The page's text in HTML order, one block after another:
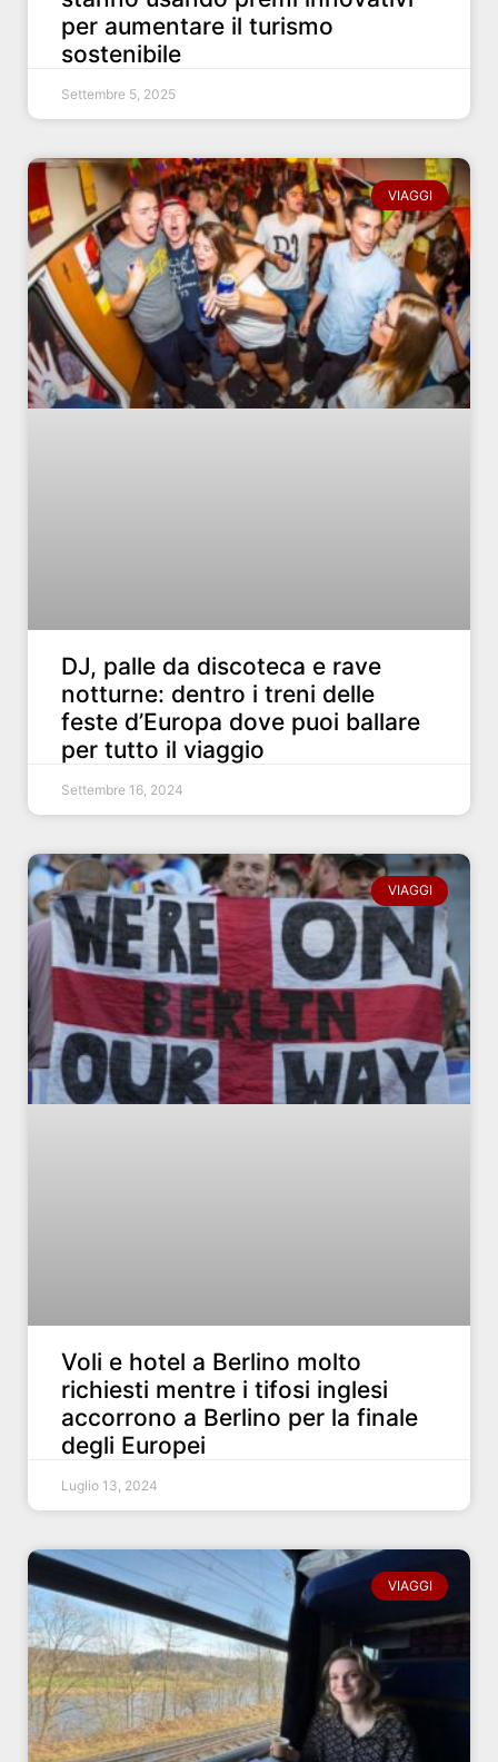
per aumentare il turismo
sostenibile
Settembre 5, 2025
VIAGGI
DJ, palle da discoteca e rave
notturne: dentro i treni delle
feste d’Europa dove puoi ballare
per tutto il viaggio
Settembre 16, 2024
VIAGGI
Voli e hotel a Berlino molto
richiesti mentre i tifosi inglesi
accorrono a Berlino per la finale
degli Europei
Luglio 13, 2024
VIAGGI